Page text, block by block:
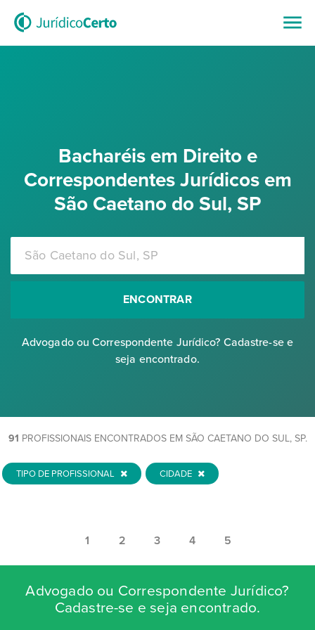
Bacharéis em Direito e
Correspondentes Jurídicos em
São Caetano do Sul, SP
ENCONTRAR
Advogado ou Correspondente Jurídico? Cadastre-se e
seja encontrado.
91 PROFISSIONAIS ENCONTRADOS EM SÃO CAETANO DO SUL, SP.
TIPO DE PROFISSIONAL CIDADE
1 2 3 4 5
Advogado ou Correspondente Jurídico?
Cadastre-se e seja encontrado.